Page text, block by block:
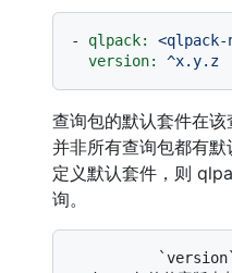
- qlpack:
<qlpack-
version:
^x.y.z
查询包的默认套件在该
并非所有查询包都有
定义默认套件，则
询。